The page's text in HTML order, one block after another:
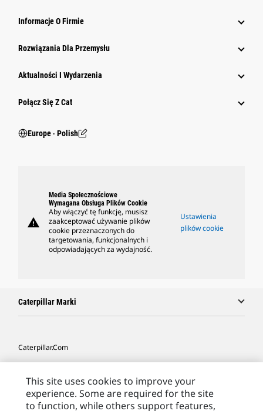
Informacje O Firmie
Rozwiązania Dla Przemysłu
Aktualności I Wydarzenia
Połącz Się Z Cat
Europe ‧ Polish
warning
Media Społecznościowe
Wymagana Obsługa Plików Cookie
Aby włączyć tę funkcję, musisz
zaakceptować używanie plików
cookie przeznaczonych do
targetowania, funkcjonalnych i
odpowiadających za wydajność.
Ustawienia
plików cookie
Caterpillar Marki
Caterpillar.com
Caterpillar Kontakt
Moje Preferencje Marketingowe
This site uses cookies to improve your
experience. Some are required for the site
to function, while others support features,